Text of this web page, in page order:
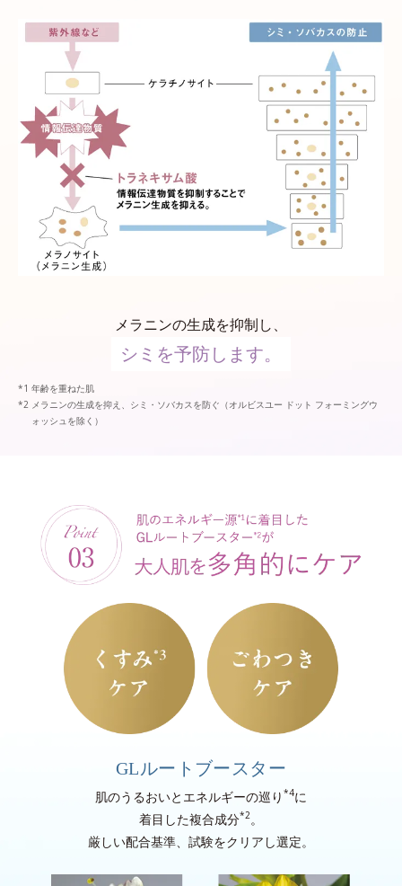
メラニンの生成を抑制し、
シミを予防します。
年齢を重ねた肌
メラニンの生成を抑え、シミ・ソバカスを防ぐ（オルビスユー ドット フォーミングウ
ォッシュを除く）
GLルートブースター
肌のうるおいとエネルギーの巡り *4に
着目した複合成分*2。
厳しい配合基準、試験をクリアし選定。